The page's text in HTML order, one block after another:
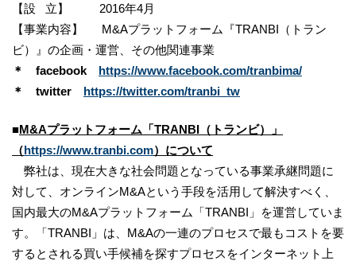
【設 立】 2016年4月
【事業内容】 M&Aプラットフォーム『TRANBI（トラン
ビ）』の企画・運営、その他関連事業
＊ facebook https://www.facebook.com/tranbima/
＊ twitter https://twitter.com/tranbi_tw
■M&Aプラットフォーム「TRANBI（トランビ）」
（https://www.tranbi.com）について
弊社は、現在大きな社会問題となっている事業承継問題に
対して、オンラインM&Aという手段を活用して解決すべく、
国内最大のM&Aプラットフォーム「TRANBI」を運営していま
す。「TRANBI」は、M&Aの一連のプロセスで最もコストを要
するとされる買い手候補を探すプロセスをインターネット上